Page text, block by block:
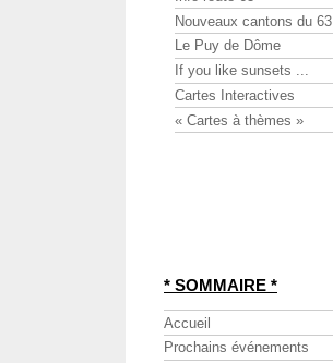
Nouveaux cantons du 63
Le Puy de Dôme
If you like sunsets ...
Cartes Interactives
« Cartes à thèmes »
* SOMMAIRE *
Accueil
Prochains événements